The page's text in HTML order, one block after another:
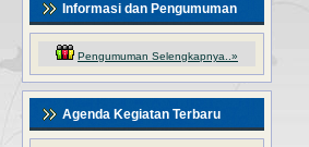
Informasi dan Pengumuman
Pengumuman Selengkapnya..»
Agenda Kegiatan Terbaru